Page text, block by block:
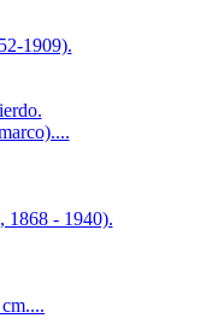
1909).
- 1940).